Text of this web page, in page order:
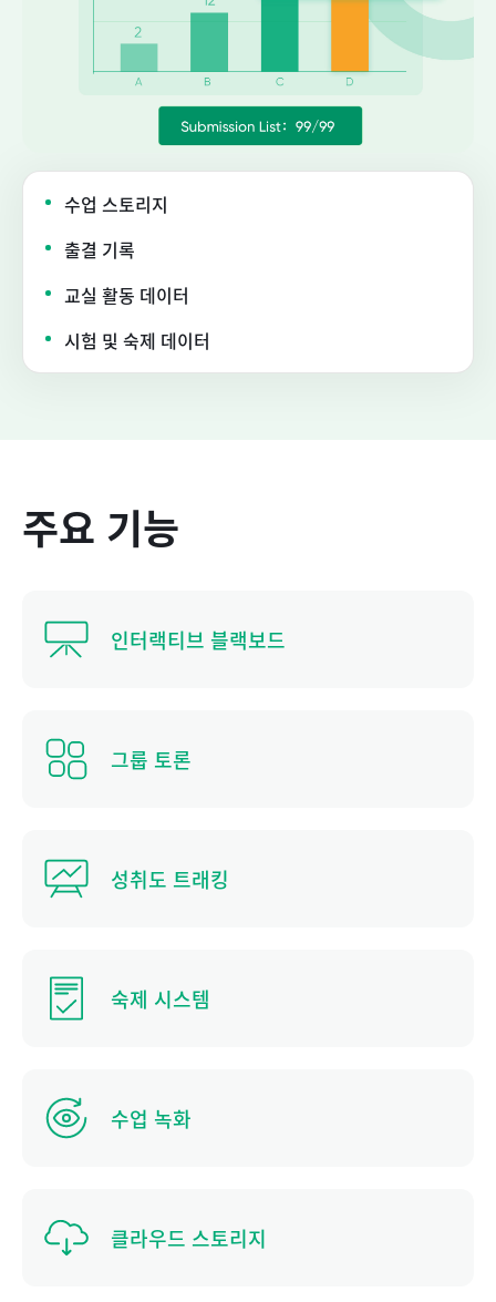
수업 스토리지
출결 기록
교실 활동 데이터
시험 및 숙제 데이터
주요 기능
인터랙티브 블랙보드
그룹 토론
성취도 트래킹
숙제 시스템
수업 녹화
클라우드 스토리지